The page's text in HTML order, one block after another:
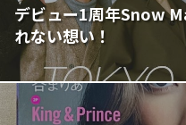
デビュー1周年Snow
れない想い！